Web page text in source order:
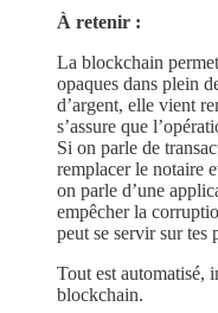
À retenir :
La blockchain
opaques dans plein
d’argent, elle vient
s’assure que
Si on parle de
remplacer le notaire
on parle d’une
empêcher la
peut se servir sur tes
Tout est automatisé,
blockchain.